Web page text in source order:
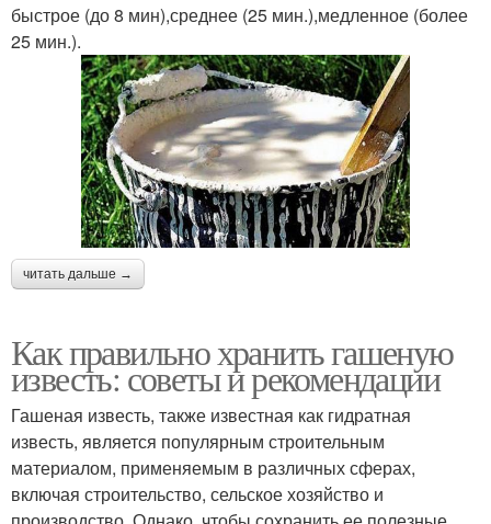
быстрое (до 8 мин),среднее (25 мин.),медленное (более
25 мин.).
читать дальше →
Как правильно хранить гашеную
известь: советы и рекомендации
Гашеная известь, также известная как гидратная
известь, является популярным строительным
материалом, применяемым в различных сферах,
включая строительство, сельское хозяйство и